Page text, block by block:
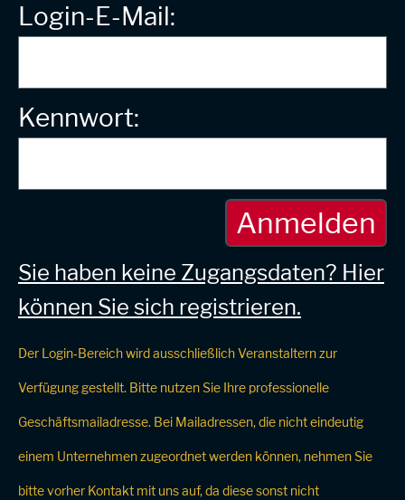
Login-E-Mail:
Kennwort:
Sie haben keine Zugangsdaten? Hier
können Sie sich registrieren.
Der Login‑Bereich wird ausschließlich Veranstaltern zur
Verfügung gestellt. Bitte nutzen Sie Ihre professionelle
Geschäftsmailadresse. Bei Mailadressen, die nicht eindeutig
einem Unternehmen zugeordnet werden können, nehmen Sie
bitte vorher Kontakt mit uns auf, da diese sonst nicht